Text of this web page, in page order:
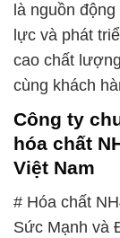
là nguồn
lực và phát
cao chất
cùng khách
Công ty
hóa chất
Việt Nam
# Hóa chất
Sức Mạnh và